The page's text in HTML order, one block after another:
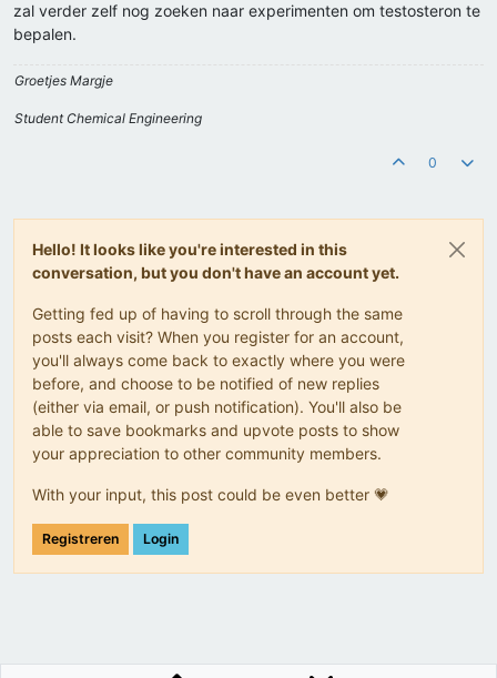
zal verder zelf nog zoeken naar experimenten om testosteron te
bepalen.
Groetjes Margje
Student Chemical Engineering
0
Hello! It looks like you're interested in this
conversation, but you don't have an account yet.
Getting fed up of having to scroll through the same
posts each visit? When you register for an account,
you'll always come back to exactly where you were
before, and choose to be notified of new replies
(either via email, or push notification). You'll also be
able to save bookmarks and upvote posts to show
your appreciation to other community members.
With your input, this post could be even better 💗
Registreren Login